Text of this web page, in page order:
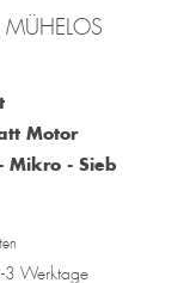
Motor
Mikro - Sieb
3 Werktage